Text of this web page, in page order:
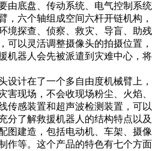
底盘、传动系统、电气控制系
，六个轴组成空间六杆开链机构
境探查、侦察、救灾、导盲、助
可以灵活调整摄像头的拍摄位置
机器人会先被派遣到灾难中心，
计在了一个多自由度机械臂上
害现场，不会收现场粉尘、火焰
传感装置和超声波检测装置，可
了解救援机器人的结构特点以
图建造，包括电动机、车架、摄
作等。这个产品的特色有七个方